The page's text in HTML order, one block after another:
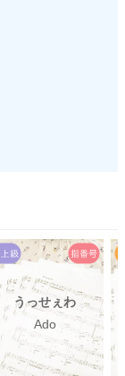
うっせぇわ
Ado